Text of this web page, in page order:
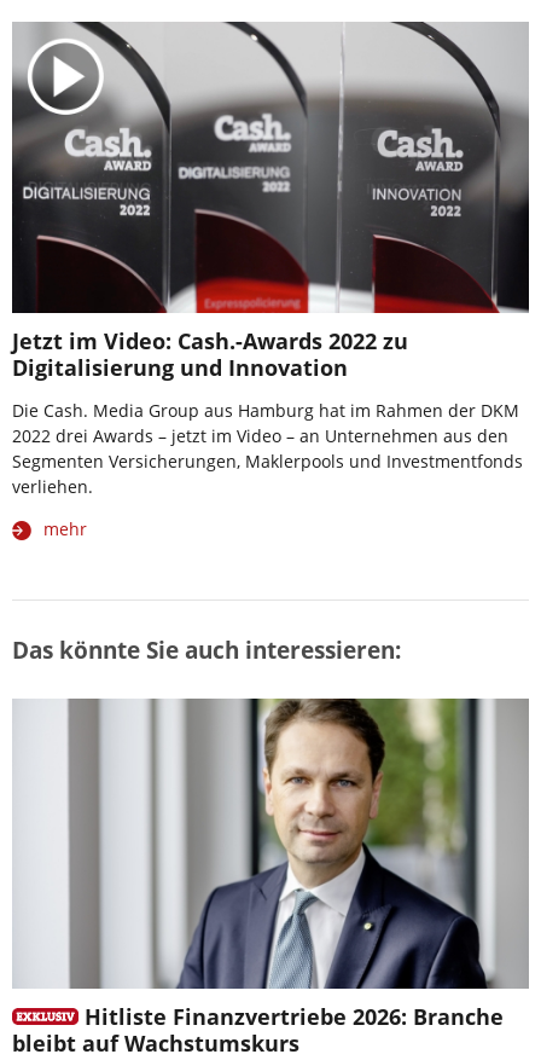
Jetzt im Video: Cash.-Awards 2022 zu
Digitalisierung und Innovation
Die Cash. Media Group aus Hamburg hat im Rahmen der DKM
2022 drei Awards – jetzt im Video – an Unternehmen aus den
Segmenten Versicherungen, Maklerpools und Investmentfonds
verliehen.
mehr
Das könnte Sie auch interessieren:
Hitliste Finanzvertriebe 2026: Branche
bleibt auf Wachstumskurs